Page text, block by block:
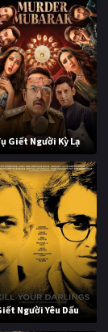
Giết Người Kỳ Lạ
Người Yêu Dấu